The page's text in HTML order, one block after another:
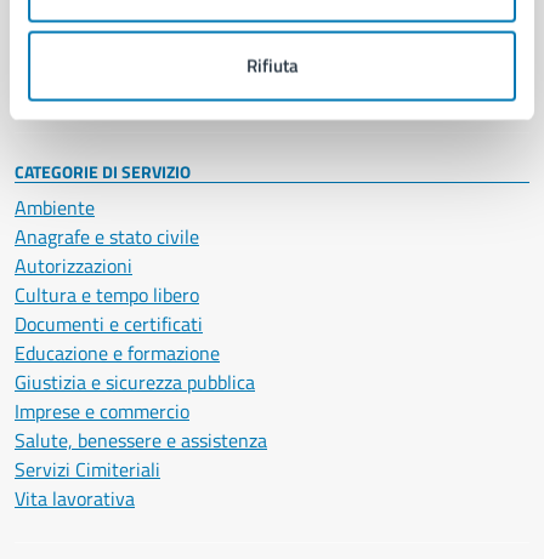
Rifiuta
Personale amministrativo
CATEGORIE DI SERVIZIO
Ambiente
Anagrafe e stato civile
Autorizzazioni
Cultura e tempo libero
Documenti e certificati
Educazione e formazione
Giustizia e sicurezza pubblica
Imprese e commercio
Salute, benessere e assistenza
Servizi Cimiteriali
Vita lavorativa